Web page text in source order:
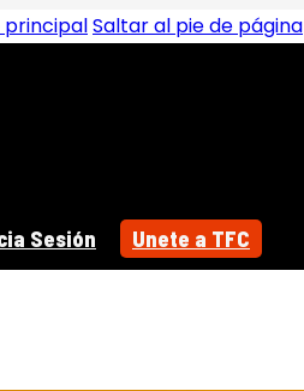
principalSaltar al pie de página
Sesión Unete a TFC